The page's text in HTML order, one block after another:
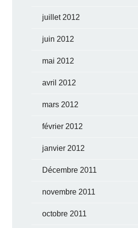
juillet 2012
juin 2012
mai 2012
avril 2012
mars 2012
février 2012
janvier 2012
Décembre 2011
novembre 2011
octobre 2011